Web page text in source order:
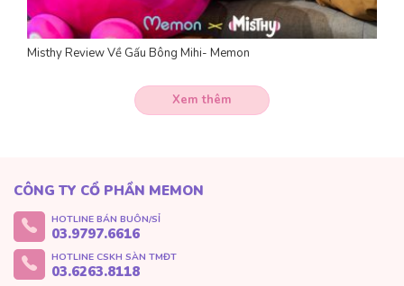
Misthy Review Về Gấu Bông Mihi- Memon
Xem thêm
CÔNG TY CỔ PHẦN MEMON
HOTLINE BÁN BUÔN/SỈ
03.9797.6616
HOTLINE CSKH SÀN TMĐT
03.6263.8118